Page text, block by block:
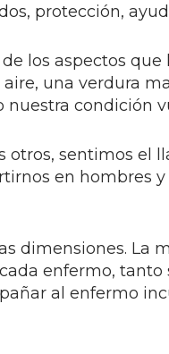
protección,
los aspectos
una verdura
condición
otros, sentimos el
en hombres
dimensiones. La
enfermo,
al enfermo